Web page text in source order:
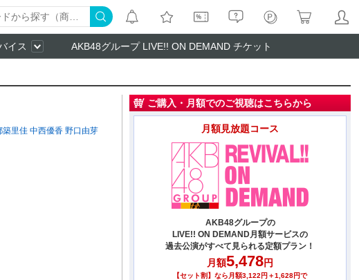
イス AKB48グループ LIVE!! ON DEMAND チケット
築里佳 中西優香 野口由芽
ご購入・月額でのご視聴はこちらから
月額見放題コース
AKB48グループの
LIVE!! ON DEMAND月額サービスの
過去公演がすべて見られる定額プラン！
月額5,478円
【セット割】なら月額3,122円＋1,628円で